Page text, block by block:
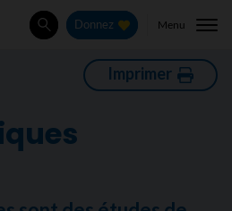
Rechercher
Donnez Menu
Imprimer